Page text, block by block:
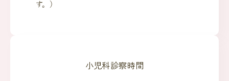
す。）
小児科診察時間